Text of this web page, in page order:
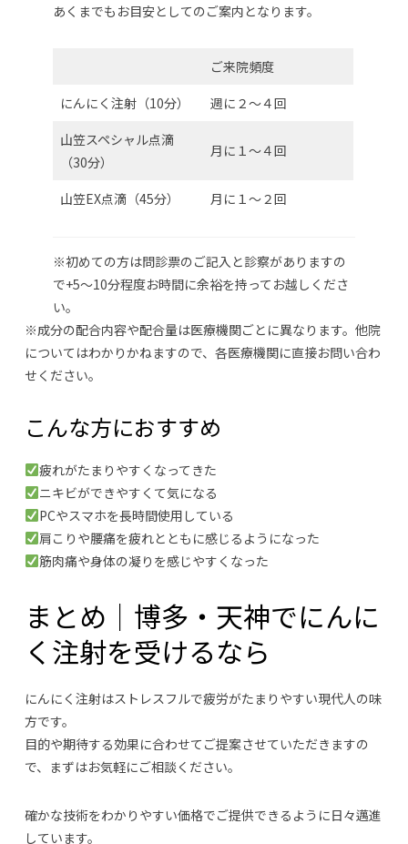
あくまでもお目安としてのご案内となります。
ご来院頻度
にんにく注射（10分）
週に２～４回
山笠スペシャル点滴
（30分）
月に１～４回
山笠EX点滴（45分） 月に１～２回
※初めての方は問診票のご記入と診察がありますの
で+5～10分程度お時間に余裕を持ってお越しくださ
い。
※成分の配合内容や配合量は医療機関ごとに異なります。他院
についてはわかりかねますので、各医療機関に直接お問い合わ
せください。
こんな方におすすめ
疲れがたまりやすくなってきた
ニキビができやすくて気になる
PCやスマホを長時間使用している
肩こりや腰痛を疲れとともに感じるようになった
筋肉痛や身体の凝りを感じやすくなった
まとめ｜博多・天神でにんに
く注射を受けるなら
にんにく注射はストレスフルで疲労がたまりやすい現代人の味
方です。
目的や期待する効果に合わせてご提案させていただきますの
で、まずはお気軽にご相談ください。
確かな技術をわかりやすい価格でご提供できるように日々邁進
しています。